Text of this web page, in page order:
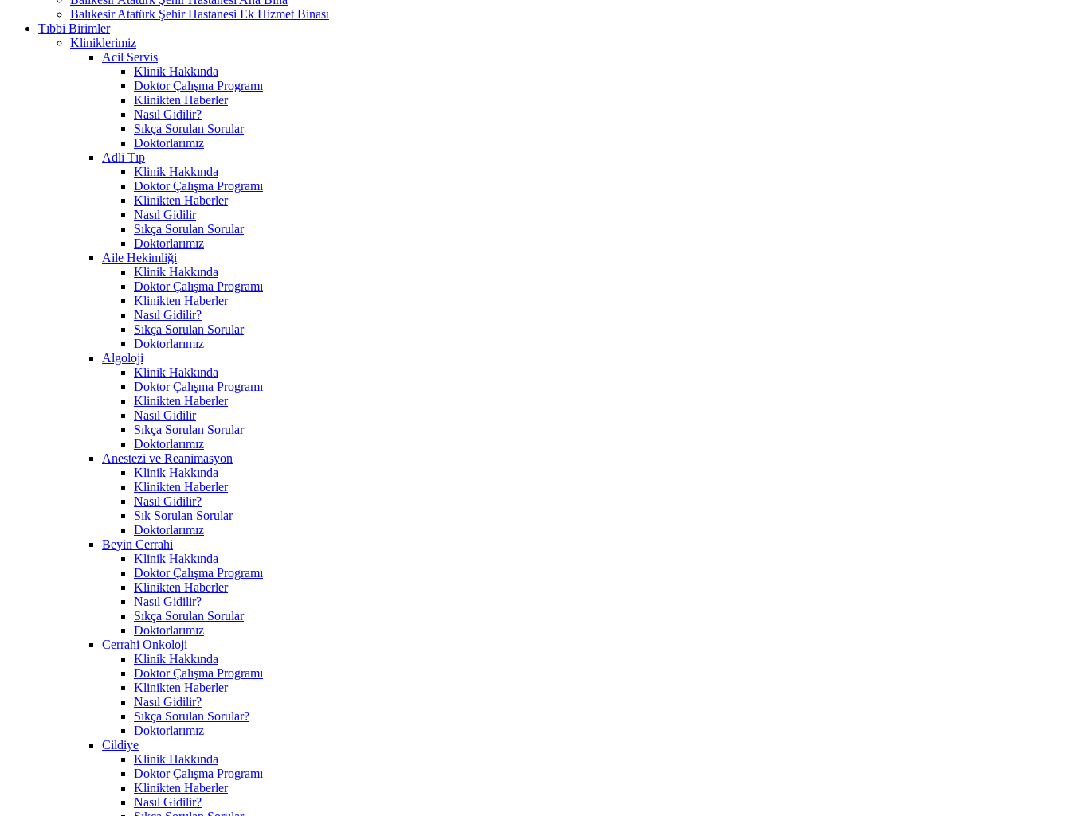
Balıkesir Atatürk Şehir Hastanesi Ek Hizmet Binası
Tıbbi Birimler
Kliniklerimiz
Acil Servis
Klinik Hakkında
Doktor Çalışma Programı
Klinikten Haberler
Nasıl Gidilir?
Sıkça Sorulan Sorular
Doktorlarımız
Adli Tıp
Klinik Hakkında
Doktor Çalışma Programı
Klinikten Haberler
Nasıl Gidilir
Sıkça Sorulan Sorular
Doktorlarımız
Aile Hekimliği
Klinik Hakkında
Doktor Çalışma Programı
Klinikten Haberler
Nasıl Gidilir?
Sıkça Sorulan Sorular
Doktorlarımız
Algoloji
Klinik Hakkında
Doktor Çalışma Programı
Klinikten Haberler
Nasıl Gidilir
Sıkça Sorulan Sorular
Doktorlarımız
Anestezi ve Reanimasyon
Klinik Hakkında
Klinikten Haberler
Nasıl Gidilir?
Sık Sorulan Sorular
Doktorlarımız
Beyin Cerrahi
Klinik Hakkında
Doktor Çalışma Programı
Klinikten Haberler
Nasıl Gidilir?
Sıkça Sorulan Sorular
Doktorlarımız
Cerrahi Onkoloji
Klinik Hakkında
Doktor Çalışma Programı
Klinikten Haberler
Nasıl Gidilir?
Sıkça Sorulan Sorular?
Doktorlarımız
Cildiye
Klinik Hakkında
Doktor Çalışma Programı
Klinikten Haberler
Nasıl Gidilir?